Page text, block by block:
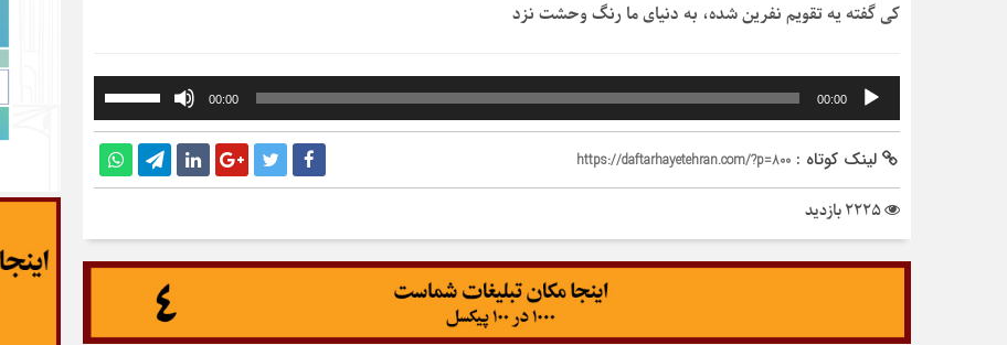
کی گفته یه تقویم نفرین شده، به دنیای ما رنگ وحشت نزد
پخش‌کننده
صوت
00:00
00:00
افزایش
یا
کاهش
از
کلیدهای
و
پایین
لینک کوتاه : https://daftarhayetehran.com/?p=800